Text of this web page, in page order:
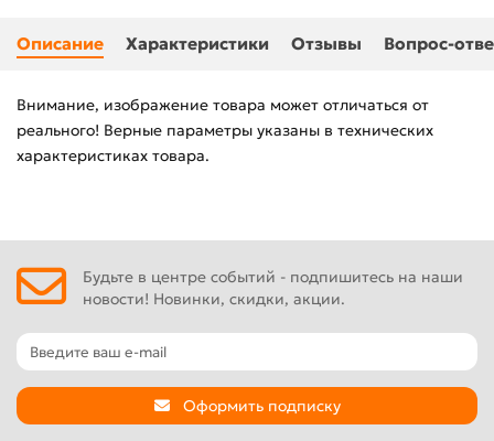
Описание Характеристики Отзывы Вопрос-
Внимание, изображение товара может отличаться от
реального! Верные параметры указаны в технических
характеристиках товара.
Будьте в центре событий - подпишитесь на наши
новости! Новинки, скидки, акции.
Оформить подписку